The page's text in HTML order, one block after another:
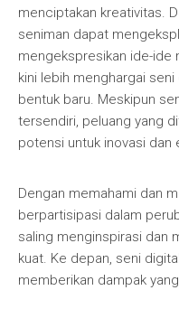
menciptakan kreativitas.
seniman dapat
mengekspresikan ide-ide
kini lebih menghargai
bentuk baru. Meskipun
tersendiri, peluang yang
potensi untuk inovasi dan
Dengan memahami dan
berpartisipasi dalam
saling menginspirasi dan
kuat. Ke depan, seni
memberikan dampak